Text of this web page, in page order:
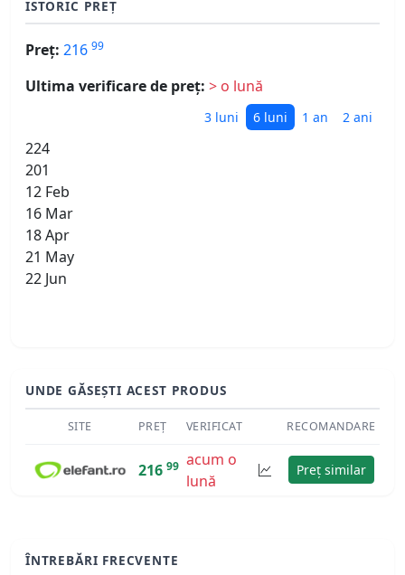
ISTORIC PREȚ
Preț: 216 99
Ultima verificare de preț: > o lună
3 luni 6 luni 1 an 2 ani
224
201
12 Feb
16 Mar
18 Apr
21 May
22 Jun
UNDE GĂSEȘTI ACEST PRODUS
SITE PREȚ VERIFICAT RECOMANDARE
216 99 acum o
lună
Preț similar
ÎNTREBĂRI FRECVENTE